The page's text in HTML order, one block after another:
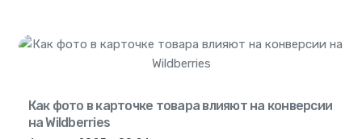
Как фото в карточке товара влияют на конверсии
на Wildberries